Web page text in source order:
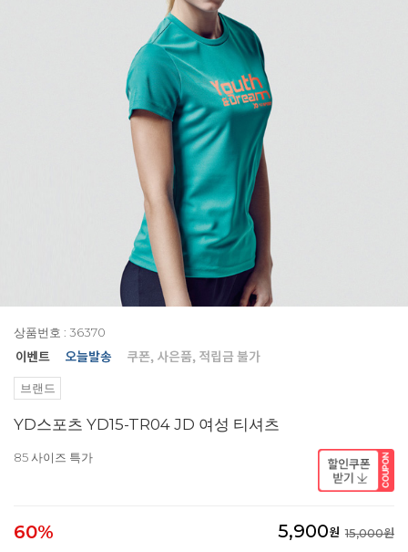
상품번호 : 36370
브랜드
YD스포츠 YD15-TR04 JD 여성 티셔츠
85 사이즈 특가
60% 5,900원 15,000원